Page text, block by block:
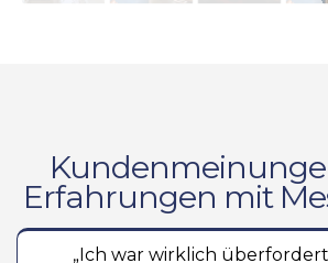
Erfahrungen mit
„Ich war wirklich